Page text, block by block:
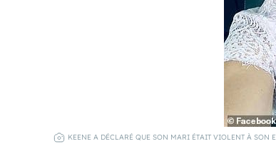
KEENE A DÉCLARÉ QUE SON MARI ÉTAIT VIOLENT À SON